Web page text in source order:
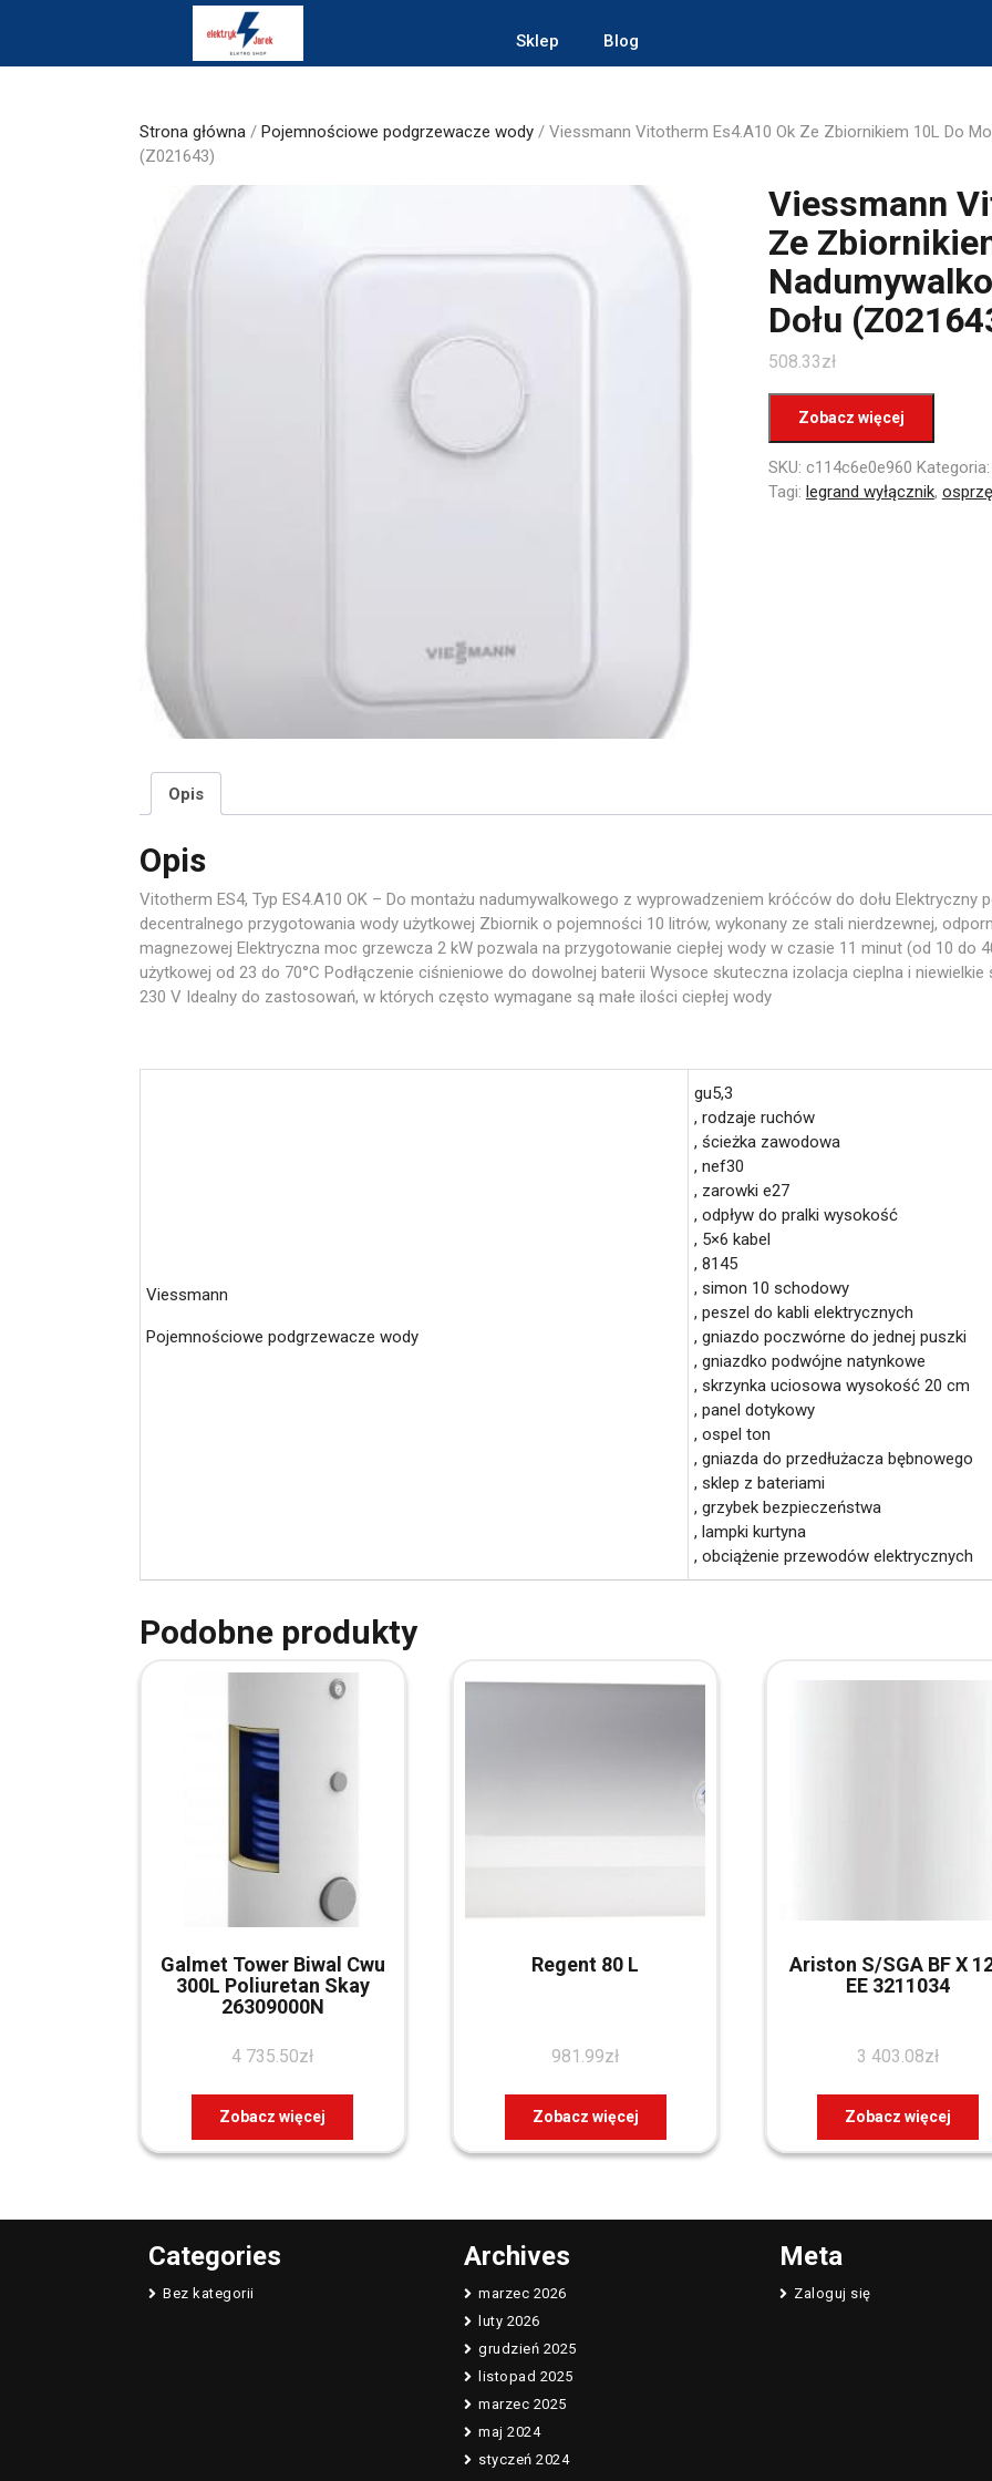
Sklep Blog
Strona główna / Pojemnościowe podgrzewacze wody / Viessmann Vitotherm Es4.A10 Ok Ze Zbiornikiem 10L Do
(Z021643)
Viessmann
Ze
Dołu
508.33zł
Zobacz więcej
SKU: c114c6e0e960 Kategoria:
Tagi: legrand wyłącznik,
Opis
Opis
Vitotherm ES4, Typ ES4.A10 OK – Do montażu nadumywalkowego z wyprowadzeniem króćców do dołu
decentralnego przygotowania wody użytkowej Zbiornik o pojemności 10 litrów, wykonany ze stali nierdzewnej,
magnezowej Elektryczna moc grzewcza 2 kW pozwala na przygotowanie ciepłej wody w czasie 11 minut (od 10 do
użytkowej od 23 do 70°C Podłączenie ciśnieniowe do dowolnej baterii Wysoce skuteczna izolacja cieplna i
230 V Idealny do zastosowań, w których często wymagane są małe ilości ciepłej wody
Viessmann
Pojemnościowe podgrzewacze wody
gu5,3
, rodzaje ruchów
, ścieżka zawodowa
, nef30
, zarowki e27
, odpływ do pralki wysokość
, 5×6 kabel
, 8145
, simon 10 schodowy
, peszel do kabli elektrycznych
, gniazdo poczwórne do jednej puszki
, gniazdko podwójne natynkowe
, skrzynka uciosowa wysokość 20 cm
, panel dotykowy
, ospel ton
, gniazda do przedłużacza bębnowego
, sklep z bateriami
, grzybek bezpieczeństwa
, lampki kurtyna
, obciążenie przewodów elektrycznych
Podobne produkty
Galmet Tower Biwal Cwu
300L Poliuretan Skay
26309000N
4 735.50zł
Zobacz więcej
Regent 80 L
981.99zł
Zobacz więcej
Ariston S/SGA BF X
EE 3211034
3 403.08zł
Zobacz więcej
Categories
Bez kategorii
Archives
marzec 2026
luty 2026
grudzień 2025
listopad 2025
marzec 2025
maj 2024
styczeń 2024
Meta
Zaloguj się